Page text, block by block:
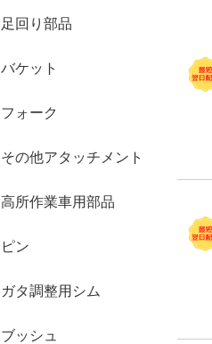
足回り部品
バケット
フォーク
その他アタッチメント
高所作業車用部品
ピン
ガタ調整用シム
ブッシュ